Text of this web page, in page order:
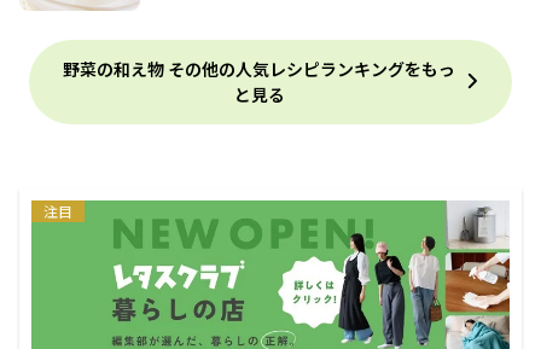
野菜の和え物 その他の人気レシピランキングをもっ
と見る
注目